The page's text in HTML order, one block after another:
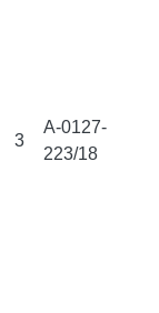
3
A-0127-
223/18